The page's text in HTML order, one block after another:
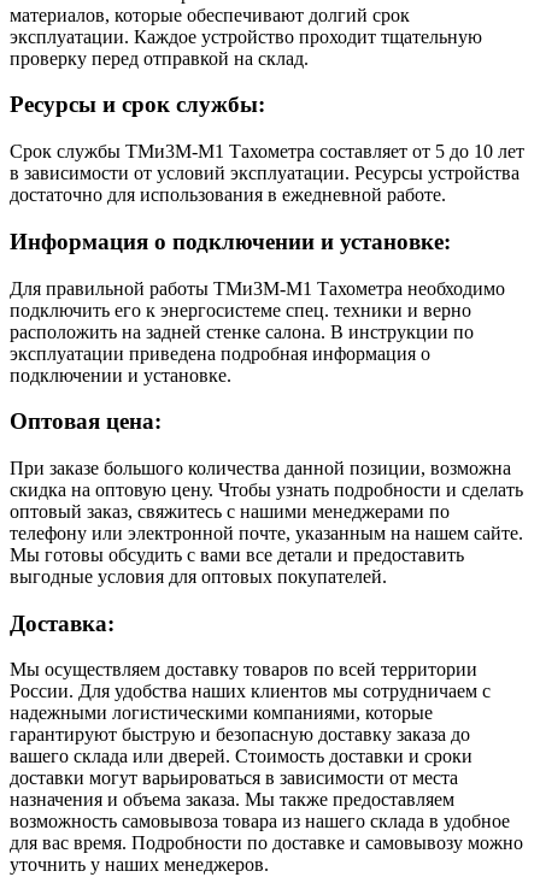
материалов, которые обеспечивают долгий срок
эксплуатации. Каждое устройство проходит тщательную
проверку перед отправкой на склад.
Ресурсы и срок службы:
Срок службы ТМи3М-М1 Тахометра составляет от 5 до 10 лет
в зависимости от условий эксплуатации. Ресурсы устройства
достаточно для использования в ежедневной работе.
Информация о подключении и установке:
Для правильной работы ТМи3М-М1 Тахометра необходимо
подключить его к энергосистеме спец. техники и верно
расположить на задней стенке салона. В инструкции по
эксплуатации приведена подробная информация о
подключении и установке.
Оптовая цена:
При заказе большого количества данной позиции, возможна
скидка на оптовую цену. Чтобы узнать подробности и сделать
оптовый заказ, свяжитесь с нашими менеджерами по
телефону или электронной почте, указанным на нашем сайте.
Мы готовы обсудить с вами все детали и предоставить
выгодные условия для оптовых покупателей.
Доставка:
Мы осуществляем доставку товаров по всей территории
России. Для удобства наших клиентов мы сотрудничаем с
надежными логистическими компаниями, которые
гарантируют быструю и безопасную доставку заказа до
вашего склада или дверей. Стоимость доставки и сроки
доставки могут варьироваться в зависимости от места
назначения и объема заказа. Мы также предоставляем
возможность самовывоза товара из нашего склада в удобное
для вас время. Подробности по доставке и самовывозу можно
уточнить у наших менеджеров.